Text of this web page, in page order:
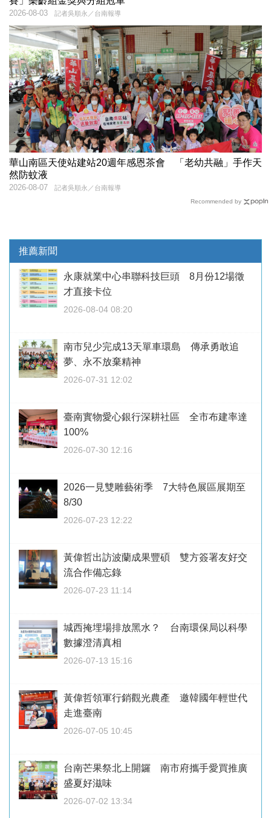
記者吳順永／台南報導
2026-08-03
華山南區天使站建站20週年感恩茶會 「老幼共融」手作天
然防蚊液
記者吳順永／台南報導
2026-08-07
Recommended by
推薦新聞
永康就業中心串聯科技巨頭 8月份12場徵
才直接卡位
2026-08-04 08:20
南市兒少完成13天單車環島 傳承勇敢追
夢、永不放棄精神
2026-07-31 12:02
臺南實物愛心銀行深耕社區 全市布建率達
100%
2026-07-30 12:16
2026一見雙雕藝術季 7大特色展區展期至
8/30
2026-07-23 12:22
黃偉哲出訪波蘭成果豐碩 雙方簽署友好交
流合作備忘錄
2026-07-23 11:14
城西掩埋場排放黑水？ 台南環保局以科學
數據澄清真相
2026-07-13 15:16
黃偉哲領軍行銷觀光農產 邀韓國年輕世代
走進臺南
2026-07-05 10:45
台南芒果祭北上開鑼 南市府攜手愛買推廣
盛夏好滋味
2026-07-02 13:34